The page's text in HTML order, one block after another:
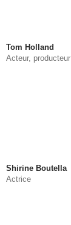
Tom Holland
Acteur, producteur
Shirine Boutella
Actrice